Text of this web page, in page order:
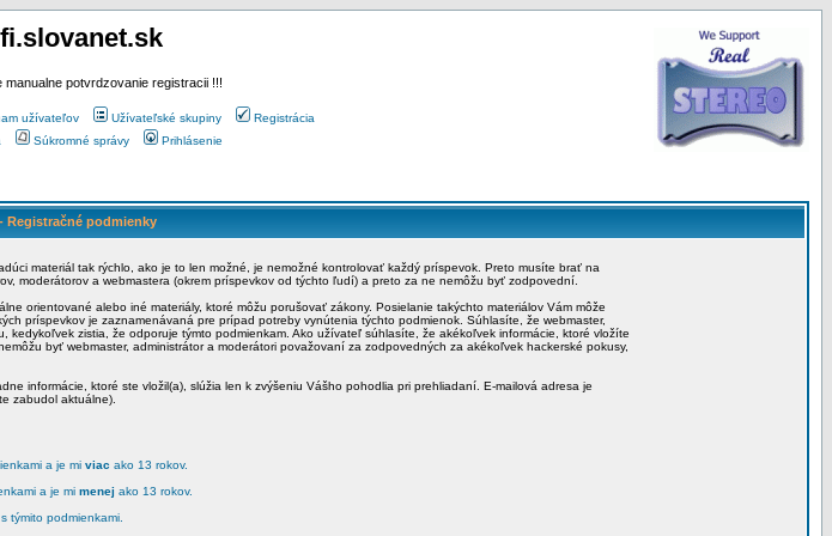
manualne potvrdzovanie registracii !!!
užívateľov Užívateľské skupiny
Registrácia
Súkromné správy Prihlásenie
Registračné podmienky
materiál tak rýchlo, ako je to len možné, je nemožné kontrolovať každý príspevok. Preto musíte brať na
moderátorov a webmastera (okrem príspevkov od týchto ľudí) a preto za ne nemôžu byť zodpovední.
orientované alebo iné materiály, ktoré môžu porušovať zákony. Posielanie takýchto materiálov Vám môže
príspevkov je zaznamenávaná pre prípad potreby vynútenia týchto podmienok. Súhlasíte, že webmaster,
zistia, že odporuje týmto podmienkam. Ako užívateľ súhlasíte, že akékoľvek informácie, ktoré vložíte
byť webmaster, administrátor a moderátori považovaní za zodpovedných za akékoľvek hackerské pokusy,
informácie, ktoré ste vložil(a), slúžia len k zvýšeniu Vášho pohodlia pri prehliadaní. E-mailová adresa je
zabudol aktuálne).
a je mi viac ako 13 rokov.
a je mi menej ako 13 rokov.
týmito podmienkami.